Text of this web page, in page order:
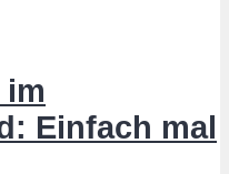
im
Einfach mal